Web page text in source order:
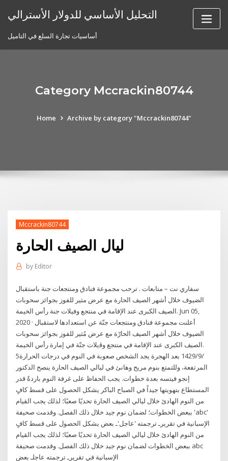
التحليل الأساسي للدولار الأسترالي
أساسيات تجارة السلع في التاميل
Category Mccrackin80744
Home Archive by category "Mccrackin80744"
Mccrackin80744
ليال الصيف الحارة
by Editor
سفاري نت – متابعات . ترحب مجموعة فنادق ومنتجعات جنة باستقبال
الضيوف خلال أشهر الصيف الحارة مع عرض مثير للفوز بجوائز سحوبات
الصيف الكبرى عند الإقامة في منتجع وفيلات جنة رأس الخيمة. Jun 05,
2020 · أعلنت مجموعة فنادق ومنتجعات جنّة عن استعدادها لاستقبال
الضيوف خلال أشهر الصيف الحارّة مع عرض مُثير للفوز بجوائز سحوبات
الصيف الكبرى عند الإقامة في منتجع وﭬيلات جنّة في إمارة رأس الخيمة.
5‏‏/9‏‏/1429 بعد الهجرة يجد الشخص صعوبة في النوم في درجات الحرارة
المرتفعة، وللتمتع بنوم مريح وهانئ في ليالي الصيف الحارة ينصح الدكتور
إنجو فيتسه بعدة خطوات. يجب الحفاظ على غرفة النوم باردةً قدر
المستطاع بتهويتها جيداً في الصباح الباكر يشكل الحصول على قسط كافٍ
من النوم الهادئ خلال ليالي الصيف الحارة تحديًا صعبًا؛ لذلك يجب القيام
ببعض الخطوات؛ لضمان نوم جيد خلال ذلك الفصل. وقدمت صحيفة 'abc'
الإسبانية في تقريرـ ترجمته 'عاجل'ـ بعض يشكل الحصول على قسط كافٍ
من النوم الهادئ خلال ليالي الصيف الحارة تحديًا صعبًا؛ لذلك يجب القيام
ببعض الخطوات لضمان نوم جيد خلال ذلك الفصل. وقدمت صحيفة abc
الإسبانية في تقريرـ ترجمته عاجلـ بعض